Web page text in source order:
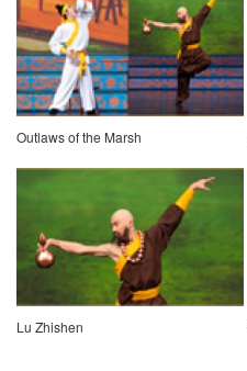
Outlaws of the Marsh
Lu Zhishen